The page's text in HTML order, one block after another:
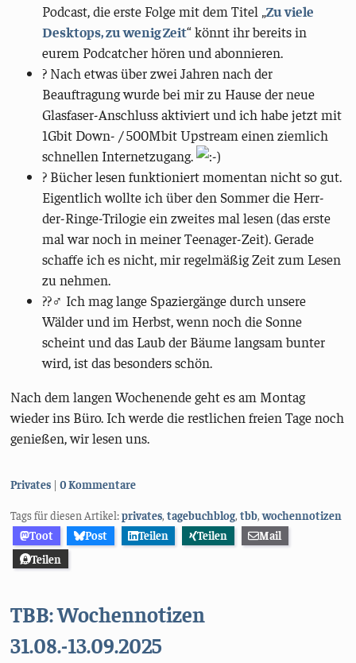
Podcast, die erste Folge mit dem Titel „Zu viele
Desktops, zu wenig Zeit“ könnt ihr bereits in
eurem Podcatcher hören und abonnieren.
?️ Nach etwas über zwei Jahren nach der
Beauftragung wurde bei mir zu Hause der neue
Glasfaser-Anschluss aktiviert und ich habe jetzt mit
1Gbit Down- / 500Mbit Upstream einen ziemlich
schnellen Internetzugang.
? Bücher lesen funktioniert momentan nicht so gut.
Eigentlich wollte ich über den Sommer die Herr-
der-Ringe-Trilogie ein zweites mal lesen (das erste
mal war noch in meiner Teenager-Zeit). Gerade
schaffe ich es nicht, mir regelmäßig Zeit zum Lesen
zu nehmen.
??‍♂️ Ich mag lange Spaziergänge durch unsere
Wälder und im Herbst, wenn noch die Sonne
scheint und das Laub der Bäume langsam bunter
wird, ist das besonders schön.
Nach dem langen Wochenende geht es am Montag
wieder ins Büro. Ich werde die restlichen freien Tage noch
genießen, wir lesen uns.
Kategorien:
Privates 0 Kommentare
Tags für diesen Artikel:privates,tagebuchblog,tbb,wochennotizen
Toot
Post Teilen Teilen
Mail
Teilen
TBB: Wochennotizen
31.08.-13.09.2025